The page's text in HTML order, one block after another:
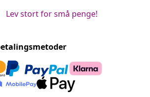
Lev stort for små penge!